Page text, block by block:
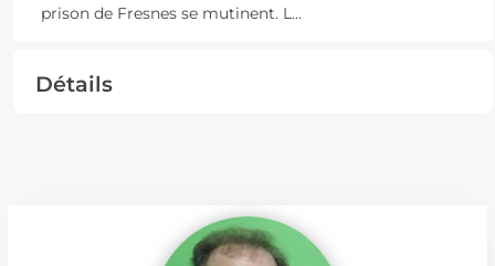
prison de Fresnes se mutinent. L...
Détails